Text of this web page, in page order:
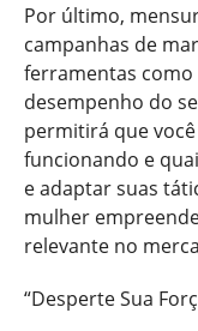
Por último,
campanhas de
ferramentas como
desempenho do
permitirá que
funcionando e
e adaptar suas
mulher
relevante no
“Desperte Sua